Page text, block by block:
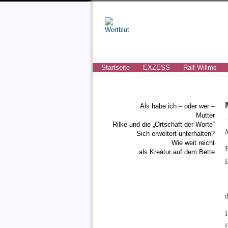
Startseite EXZESS Ralf Willms
Als habe ich – oder wer –
Mutter
Rilke und die „Ortschaft der Worte“
Sich erweitert unterhalten?
Wie weit reicht
als Kreatur auf dem Bette